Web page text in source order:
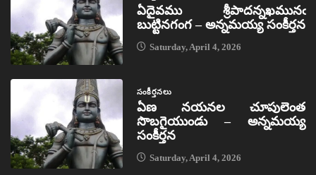
ఏదైవము శ్రీపాదన్నఖమునఁ
బుట్టినగంగ – అన్నమయ్య సంకీర్తన
Saturday, April 4, 2026
సంకీర్తనలు
ఏణ నయనల చూపులెంత
సొబగైయుండు – అన్నమయ్య
సంకీర్తన
Saturday, April 4, 2026